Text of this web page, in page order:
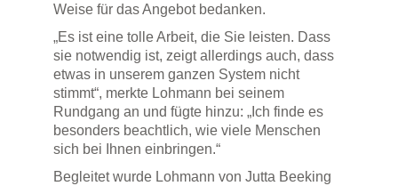
Weise für das Angebot bedanken.
„Es ist eine tolle Arbeit, die Sie leisten. Dass
sie notwendig ist, zeigt allerdings auch, dass
etwas in unserem ganzen System nicht
stimmt“, merkte Lohmann bei seinem
Rundgang an und fügte hinzu: „Ich finde es
besonders beachtlich, wie viele Menschen
sich bei Ihnen einbringen.“
Begleitet wurde Lohmann von Jutta Beeking